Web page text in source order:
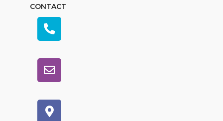
CONTACT